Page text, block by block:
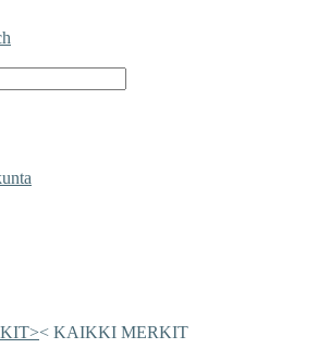
>< KAIKKI MERKIT